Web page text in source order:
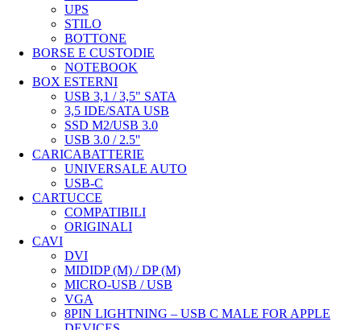
UPS
STILO
BOTTONE
BORSE E CUSTODIE
NOTEBOOK
BOX ESTERNI
USB 3,1 / 3,5" SATA
3,5 IDE/SATA USB
SSD M2/USB 3.0
USB 3.0 / 2.5''
CARICABATTERIE
UNIVERSALE AUTO
USB-C
CARTUCCE
COMPATIBILI
ORIGINALI
CAVI
DVI
MIDIDP (M) / DP (M)
MICRO-USB / USB
VGA
8PIN LIGHTNING – USB C MALE FOR APPLE